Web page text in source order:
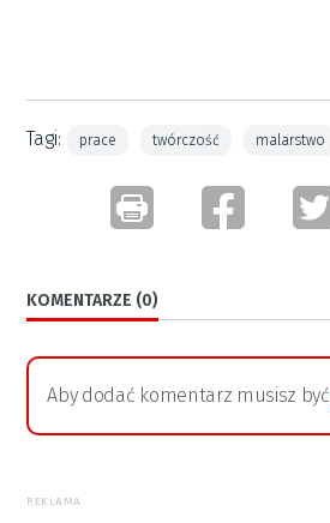
Tagi: prace twórczość malarstwo
KOMENTARZE (0)
Aby dodać komentarz musisz być
REKLAMA